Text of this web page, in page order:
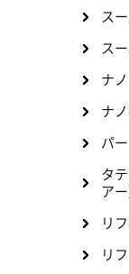
ス
ス
ナ
ナ
パ
タ
アー
リ
リ